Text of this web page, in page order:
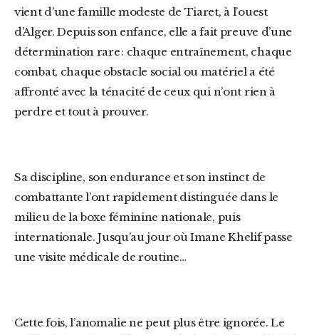
vient d’une famille modeste de Tiaret, à l’ouest
d’Alger. Depuis son enfance, elle a fait preuve d’une
détermination rare : chaque entraînement, chaque
combat, chaque obstacle social ou matériel a été
affronté avec la ténacité de ceux qui n’ont rien à
perdre et tout à prouver.
Sa discipline, son endurance et son instinct de
combattante l’ont rapidement distinguée dans le
milieu de la boxe féminine nationale, puis
internationale. Jusqu’au jour où Imane Khelif passe
une visite médicale de routine…
Cette fois, l’anomalie ne peut plus être ignorée. Le